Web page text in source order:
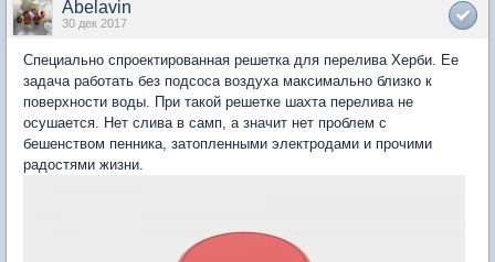
Abelavin
30 дек 2017
Специально спроектированная решетка для перелива Херби. Ее
задача работать без подсоса воздуха максимально близко к
поверхности воды. При такой решетке шахта перелива не
осушается. Нет слива в самп, а значит нет проблем с
бешенством пенника, затопленными электродами и прочими
радостями жизни.